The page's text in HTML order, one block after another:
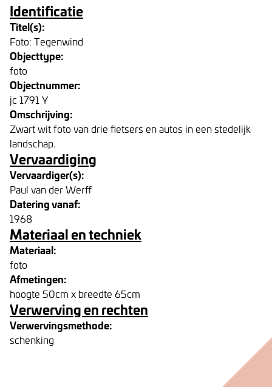
Identificatie
Titel(s):
Foto: Tegenwind
Objecttype:
foto
Objectnummer:
jc 1791 Y
Omschrijving:
Zwart wit foto van drie fietsers en autos in een stedelijk
landschap.
Vervaardiging
Vervaardiger(s):
Paul van der Werff
Datering vanaf:
1968
Materiaal en techniek
Materiaal:
foto
Afmetingen:
hoogte 50cm x breedte 65cm
Verwerving en rechten
Verwervingsmethode:
schenking